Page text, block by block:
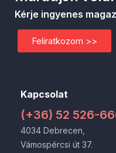
Kapcsolat
(+36) 52 526-
4034 Debrecen,
Vámospércsi út 37.
Kérje ingyenes
Feliratkozom >>